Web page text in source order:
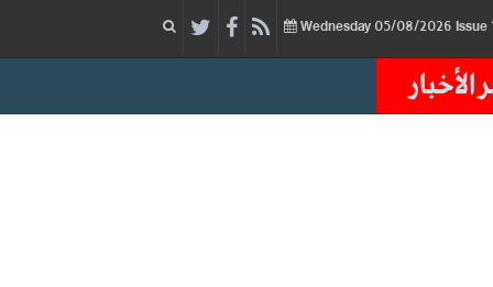
05/08/2026 Issue
الأخبار